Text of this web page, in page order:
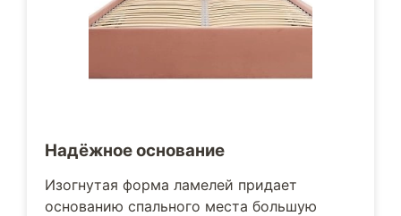
Надёжное основание
Изогнутая форма ламелей придает
основанию спального места большую